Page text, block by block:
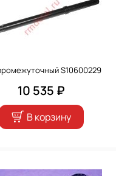
S10600229
10 535 ₽
В корзину